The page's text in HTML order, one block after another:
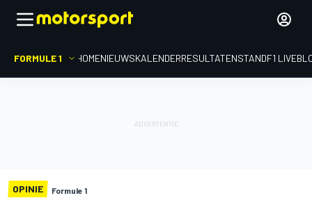
FORMULE 1 HOMENIEUWSKALENDERRESULTATENSTANDF1
OPINIE Formule 1